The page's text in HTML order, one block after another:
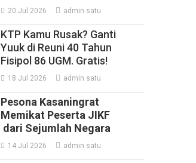
20 Jul 2026 admin satu
KTP Kamu Rusak? Ganti
Yuuk di Reuni 40 Tahun
Fisipol 86 UGM. Gratis!
18 Jul 2026 admin satu
Pesona Kasaningrat
Memikat Peserta JIKF
dari Sejumlah Negara
14 Jul 2026 admin satu